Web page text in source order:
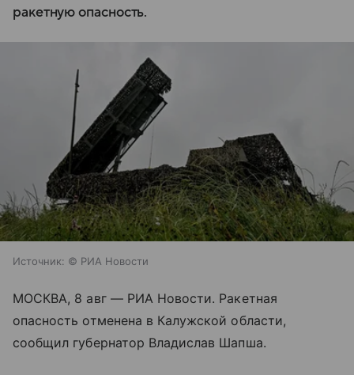
ракетную опасность.
Источник: © РИА Новости
МОСКВА, 8 авг — РИА Новости. Ракетная
опасность отменена в Калужской области,
сообщил губернатор Владислав Шапша.